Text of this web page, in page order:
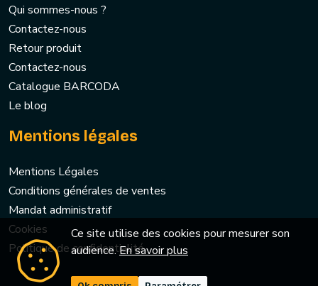
Qui sommes-nous ?
Contactez-nous
Retour produit
Contactez-nous
Catalogue BARCODA
Le blog
Mentions légales
Mentions Légales
Conditions générales de ventes
Mandat administratif
Cookies
Politique de confidentialité
Ce site utilise des cookies pour mesurer son
audience.En savoir plus